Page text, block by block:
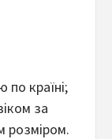
по країні;
за
розміром.